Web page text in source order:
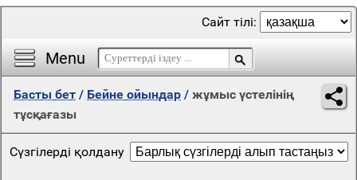
Menu
Сайт тілі:
Басты бет / Бейне ойындар / жұмыс үстелінің
тұсқағазы
Сүзгілерді қолдану